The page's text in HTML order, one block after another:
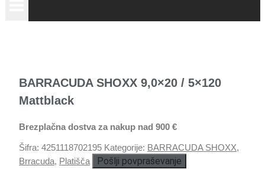
BARRACUDA SHOXX 9,0×20 / 5×120
Mattblack
Brezplačna dostva za nakup nad 900 €
Šifra: 4251118702195 Kategorije: BARRACUDA SHOXX,
Brracuda, Platišča Pošlji povpraševanje